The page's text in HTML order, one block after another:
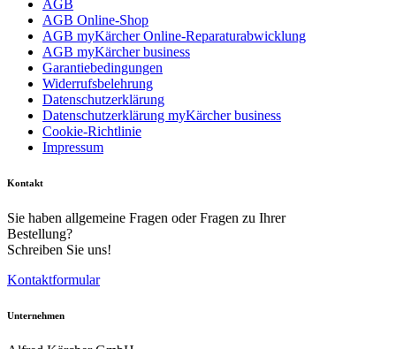
AGB
AGB Online-Shop
AGB myKärcher Online-Reparaturabwicklung
AGB myKärcher business
Garantiebedingungen
Widerrufsbelehrung
Datenschutzerklärung
Datenschutzerklärung myKärcher business
Cookie-Richtlinie
Impressum
Kontakt
Sie haben allgemeine Fragen oder Fragen zu Ihrer
Bestellung?
Schreiben Sie uns!
Kontaktformular
Unternehmen